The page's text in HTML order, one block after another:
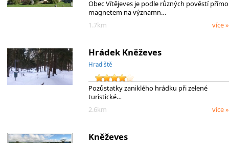
Obec Vítějeves je podle různých pověstí přímo
magnetem na významn…
1.7km
více »
Hrádek Kněževes
Hradiště
Pozůstatky zaniklého hrádku při zelené
turistické…
2.6km
více »
Kněževes